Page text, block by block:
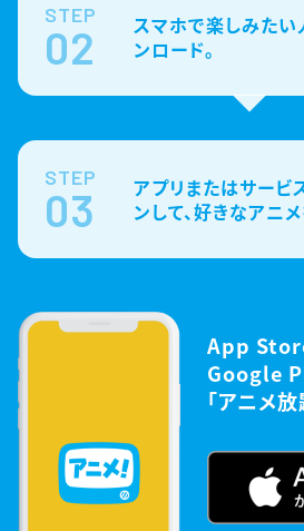
STEP
02
スマホで楽しみた
ンロード。
STEP
03
アプリまたはサービ
ンして、好きなアニ
App
Google
「アニメ放